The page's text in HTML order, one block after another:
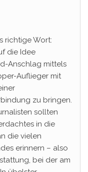
richtige Wort:
die Idee
Anschlag mittels
Auflieger mit
zu bringen.
sollten
in die
die vielen
erinnern – also
bei der am